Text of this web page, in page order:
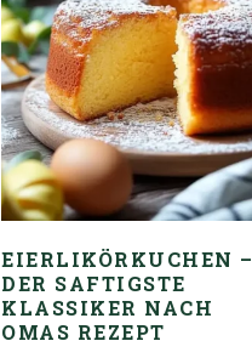
EIERLIKÖRKUCHEN –
DER SAFTIGSTE
KLASSIKER NACH
OMAS REZEPT